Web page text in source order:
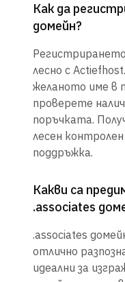
Как да
домейн?
лесно с
желаното име в
проверете
поръчката.
лесен
поддръжка.
Какви са
.associates
.associates
отлично
идеални за